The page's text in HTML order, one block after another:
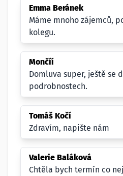
Emma Beránek
Máme mnoho zájemců,
kolegu.
Mončíí
Domluva super, ještě se
podrobnostech.
Tomáš Kočí
Zdravím, napište nám
Valerie Baláková
Chtěla bych termín co